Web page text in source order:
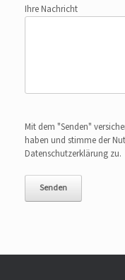
Ihre Nachricht
Mit dem "Senden"
haben und stimme der
Datenschutzerklärung zu.